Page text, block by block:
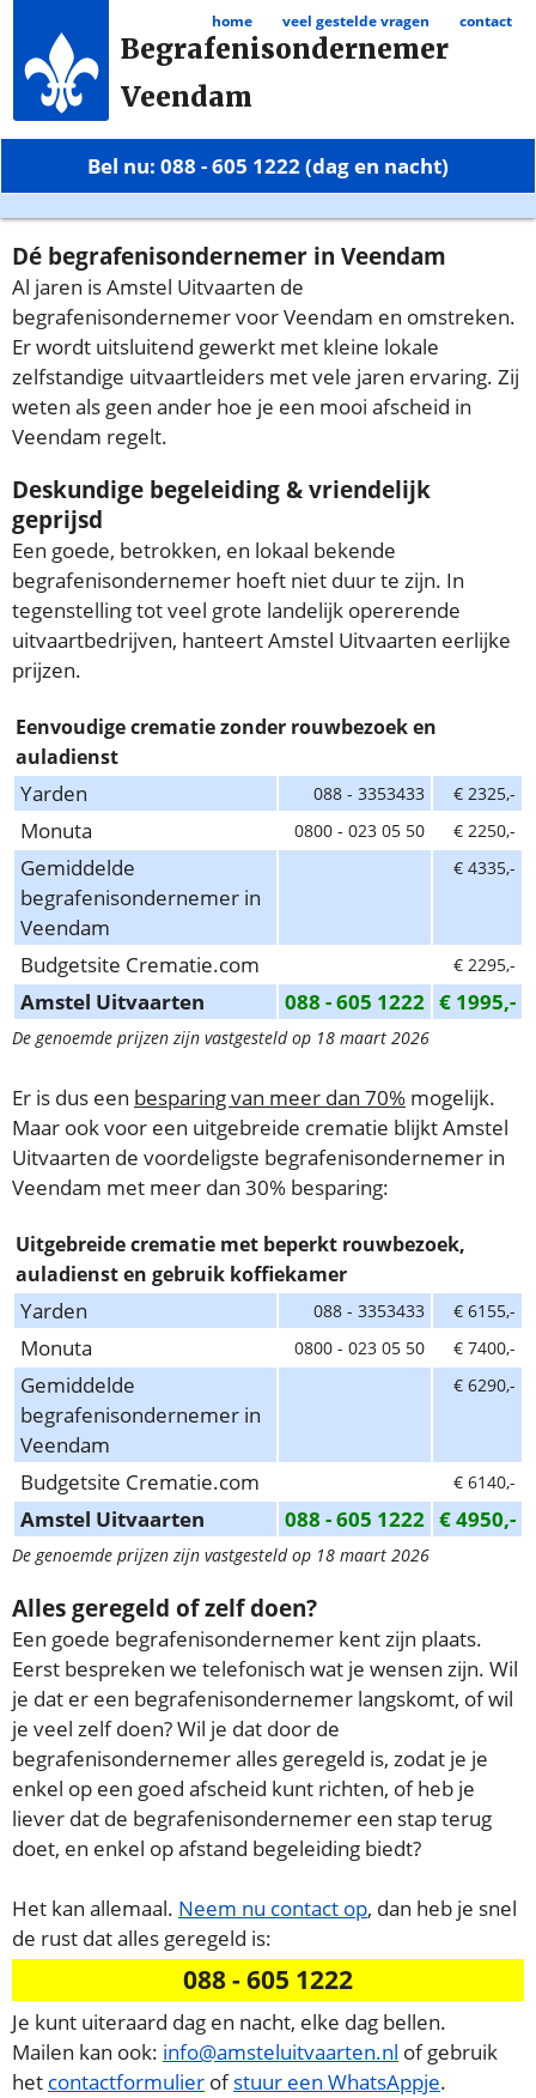
Begrafenisondernemer
Veendam
Bel nu: 088 - 605 1222 (dag en nacht)
Dé begrafenisondernemer in Veendam
Al jaren is Amstel Uitvaarten de
begrafenisondernemer voor Veendam en omstreken.
Er wordt uitsluitend gewerkt met kleine lokale
zelfstandige uitvaartleiders met vele jaren ervaring. Zij
weten als geen ander hoe je een mooi afscheid in
Veendam regelt.
Deskundige begeleiding & vriendelijk
geprijsd
Een goede, betrokken, en lokaal bekende
begrafenisondernemer hoeft niet duur te zijn. In
tegenstelling tot veel grote landelijk opererende
uitvaartbedrijven, hanteert Amstel Uitvaarten eerlijke
prijzen.
Eenvoudige crematie zonder rouwbezoek en
auladienst
Yarden 088 - 3353433 € 2325,-
Monuta 0800 - 023 05 50 € 2250,-
Gemiddelde
begrafenisondernemer in
Veendam
€ 4335,-
Budgetsite Crematie.com € 2295,-
Amstel Uitvaarten 088 - 605 1222 € 1995,-
De genoemde prijzen zijn vastgesteld op 18 maart 2026
Er is dus een besparing van meer dan 70% mogelijk.
Maar ook voor een uitgebreide crematie blijkt Amstel
Uitvaarten de voordeligste begrafenisondernemer in
Veendam met meer dan 30% besparing:
Uitgebreide crematie met beperkt rouwbezoek,
auladienst en gebruik koffiekamer
Yarden 088 - 3353433 € 6155,-
Monuta 0800 - 023 05 50 € 7400,-
Gemiddelde
begrafenisondernemer in
Veendam
€ 6290,-
Budgetsite Crematie.com € 6140,-
Amstel Uitvaarten 088 - 605 1222 € 4950,-
De genoemde prijzen zijn vastgesteld op 18 maart 2026
Alles geregeld of zelf doen?
Een goede begrafenisondernemer kent zijn plaats.
Eerst bespreken we telefonisch wat je wensen zijn. Wil
je dat er een begrafenisondernemer langskomt, of wil
je veel zelf doen? Wil je dat door de
begrafenisondernemer alles geregeld is, zodat je je
enkel op een goed afscheid kunt richten, of heb je
liever dat de begrafenisondernemer een stap terug
doet, en enkel op afstand begeleiding biedt?
Het kan allemaal. Neem nu contact op, dan heb je snel
de rust dat alles geregeld is:
088 - 605 1222
Je kunt uiteraard dag en nacht, elke dag bellen.
Mailen kan ook: info@amsteluitvaarten.nl of gebruik
het contactformulier ofstuur een WhatsAppje.
contact
veel gestelde vragen
home